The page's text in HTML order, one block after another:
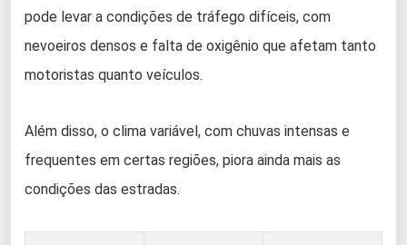
pode levar a condições de tráfego difíceis, com
nevoeiros densos e falta de oxigênio que afetam tanto
motoristas quanto veículos.
Além disso, o clima variável, com chuvas intensas e
frequentes em certas regiões, piora ainda mais as
condições das estradas.